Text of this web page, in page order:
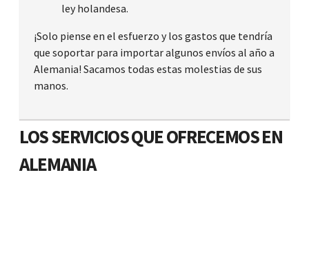
ley holandesa.
¡Solo piense en el esfuerzo y los gastos que tendría
que soportar para importar algunos envíos al año a
Alemania! Sacamos todas estas molestias de sus
manos.
LOS SERVICIOS QUE OFRECEMOS EN
ALEMANIA